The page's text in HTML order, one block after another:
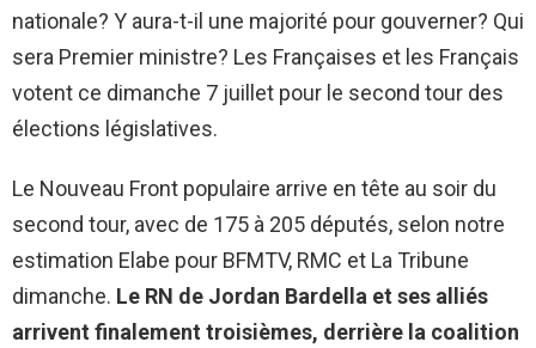
nationale? Y aura-t-il une majorité pour gouverner? Qui
sera Premier ministre? Les Françaises et les Français
votent ce dimanche 7 juillet pour le second tour des
élections législatives.
Le Nouveau Front populaire arrive en tête au soir du
second tour, avec de 175 à 205 députés, selon notre
estimation Elabe pour BFMTV, RMC et La Tribune
dimanche. Le RN de Jordan Bardella et ses alliés
arrivent finalement troisièmes, derrière la coalition